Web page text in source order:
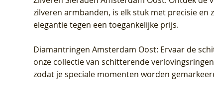
zilveren armbanden, is elk stuk met precisie
elegantie tegen een toegankelijke prijs.
Diamantringen Amsterdam Oost: Ervaar de
onze collectie van schitterende
zodat je speciale momenten worden